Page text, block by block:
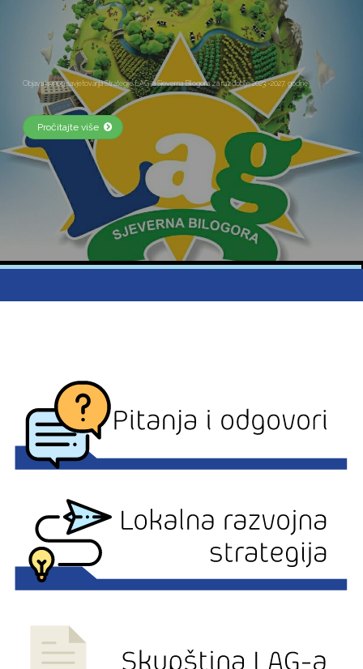
Upoznajmo područje LAG-a Sjeverna Bilogora
Pročitajte više